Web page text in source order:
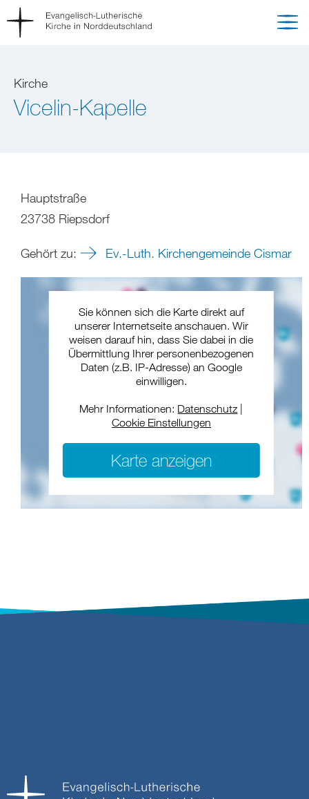
Kirche
Vicelin-Kapelle
Hauptstraße
23738 Riepsdorf
Gehört zu: Ev.-Luth. Kirchengemeinde Cismar
Sie können sich die Karte direkt auf
unserer Internetseite anschauen. Wir
weisen darauf hin, dass Sie dabei in die
Übermittlung Ihrer personenbezogenen
Daten (z.B. IP-Adresse) an Google
einwilligen.
Mehr Informationen: Datenschutz
Cookie Einstellungen
Karte anzeigen